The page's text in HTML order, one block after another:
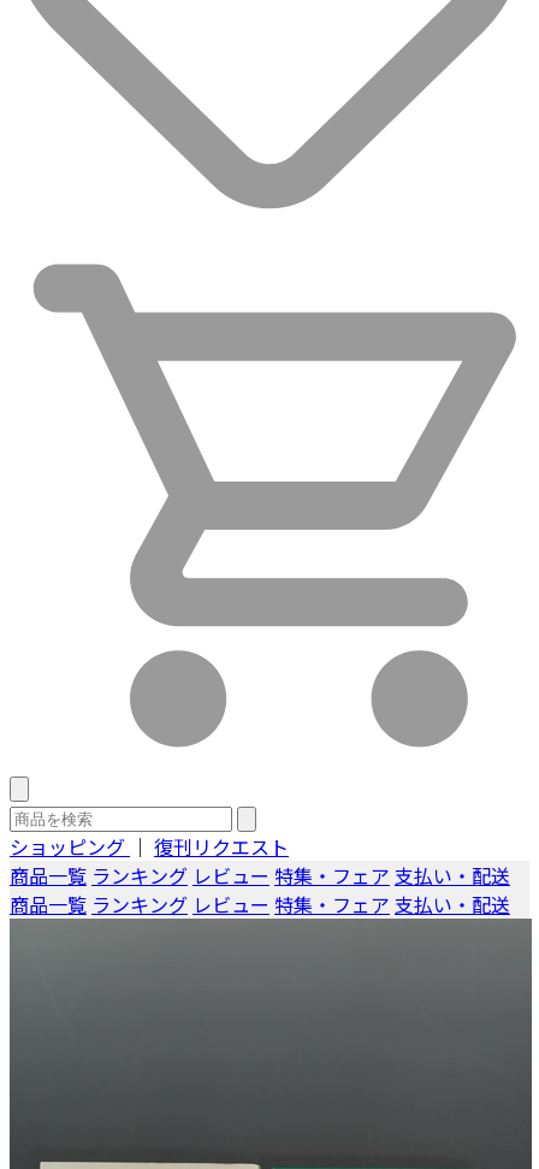
ショッピング ｜ 復刊リクエスト
商品一覧 ランキング レビュー 特集・フェア 支払い・配送
商品一覧 ランキング レビュー 特集・フェア 支払い・配送